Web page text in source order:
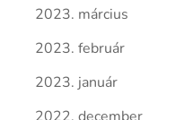
2023. március
2023. február
2023. január